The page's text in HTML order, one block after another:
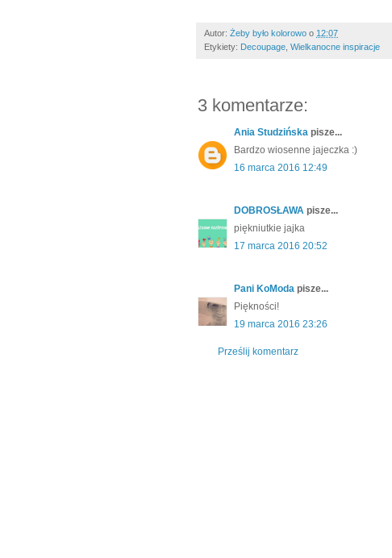
Autor: Żeby było kolorowo o 12:07
Etykiety: Decoupage Wielkanocne inspiracje
3 komentarze:
Ania Studzińska pisze...
Bardzo wiosenne jajeczka :)
16 marca 2016 12:49
DOBROSŁAWA pisze...
piękniutkie jajka
17 marca 2016 20:52
Pani KoModa pisze...
Piękności!
19 marca 2016 23:26
Prześlij komentarz